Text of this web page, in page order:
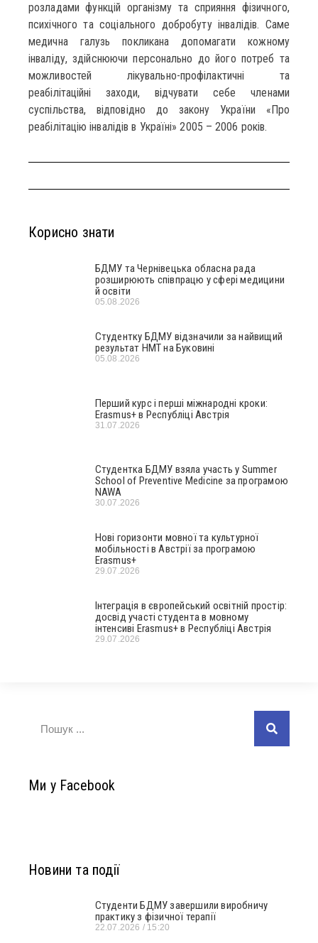
розладами функцій організму та сприяння фізичного,
психічного та соціального добробуту інвалідів. Саме
медична галузь покликана допомагати кожному
інваліду, здійснюючи персонально до його потреб та
можливостей лікувально-профілактичні та
реабілітаційні заходи, відчувати себе членами
суспільства, відповідно до закону України «Про
реабілітацію інвалідів в Україні» 2005 – 2006 років.
Корисно знати
БДМУ та Чернівецька обласна рада
розширюють співпрацю у сфері медицини
й освіти
05.08.2026
Студентку БДМУ відзначили за найвищий
результат НМТ на Буковині
05.08.2026
Перший курс і перші міжнародні кроки:
Erasmus+ в Республіці Австрія
31.07.2026
Студентка БДМУ взяла участь у Summer
School of Preventive Medicine за програмою
NAWA
30.07.2026
Нові горизонти мовної та культурної
мобільності в Австрії за програмою
Erasmus+
29.07.2026
Інтеграція в європейський освітній простір:
досвід участі студента в мовному
інтенсиві Erasmus+ в Республіці Австрія
29.07.2026
Ми у Facebook
Новини та події
Студенти БДМУ завершили виробничу
практику з фізичної терапії
22.07.2026 15:20